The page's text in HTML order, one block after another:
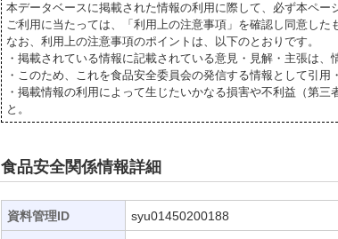
本データベースに掲載された情報の利用に際して、必ず本ペー
ご利用に当たっては、「利用上の注意事項」を確認し同意した
なお、利用上の注意事項のポイントは、以下のとおりです。
・掲載されている情報に記載されている意見・見解・主張は
・このため、これを食品安全委員会の発信する情報として引用
・掲載情報の利用によって生じたいかなる損害や不利益（第
と。
食品安全関係情報詳細
資料管理ID syu01450200188